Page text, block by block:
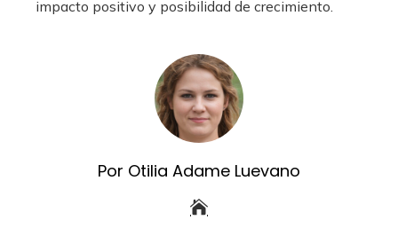
impacto positivo y posibilidad de crecimiento.
Por Otilia Adame Luevano